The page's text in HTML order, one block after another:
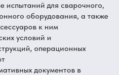
испытаний для сварочного,
оборудования, а также
к ним
условий и
операционных
документов в